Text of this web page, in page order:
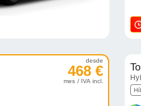
desde
468 €
mes / IVA incl.